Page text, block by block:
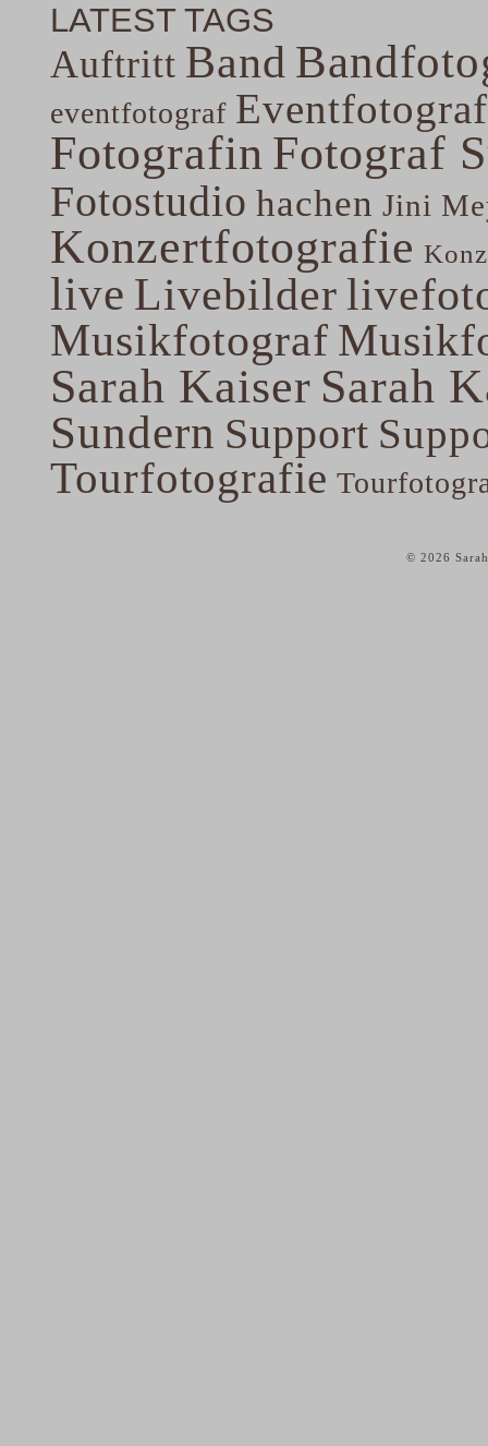
LATEST TAGS
Auftritt Band
eventfotograf
Fotografin Fotograf
Fotostudio hachen Jini
Konzertfotografie
live Livebilder
Musikfotograf
Sarah Kaiser Sarah
Sundern Support
Tourfotografie
© 2026